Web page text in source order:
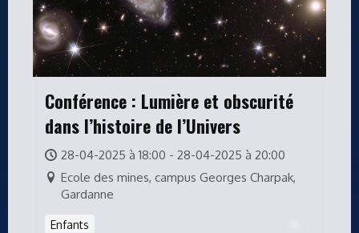
Conférence : Lumière et obscurité
dans l’histoire de l’Univers
28-04-2025 à 18:00 - 28-04-2025 à 20:00
Ecole des mines, campus Georges Charpak,
Gardanne
Enfants